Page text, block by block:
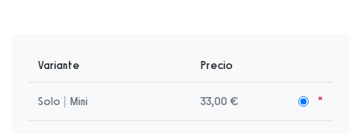
Variante Precio
Solo Mini 33,00 €